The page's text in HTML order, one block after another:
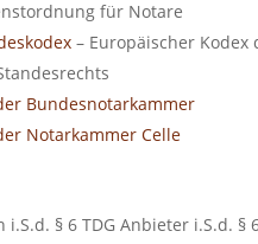
für Notare
– Europäischer Kodex
Bundesnotarkammer
Notarkammer Celle
i.S.d. § 6 TDG Anbieter i.S.d. §